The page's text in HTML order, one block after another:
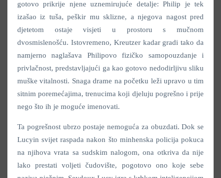
gotovo prikrije njene uznemirujuće detalje: Philip je tek
izašao iz tuša, peškir mu sklizne, a njegova nagost pred
djetetom ostaje visjeti u prostoru s mučnom
dvosmislenošću. Istovremeno, Kreutzer kadar gradi tako da
namjerno naglašava Philipovo fizičko samopouzdanje i
privlačnost, predstavljajući ga kao gotovo nedodirljivu sliku
muške vitalnosti. Snaga drame na početku leži upravo u tim
sitnim poremećajima, trenucima koji djeluju pogrešno i prije
nego što ih je moguće imenovati.
Ta pogrešnost ubrzo postaje nemoguća za obuzdati. Dok se
Lucyin svijet raspada nakon što minhenska policija pokuca
na njihova vrata sa sudskim nalogom, ona otkriva da nije
lako prestati voljeti čudovište, pogotovo ono koje sebe